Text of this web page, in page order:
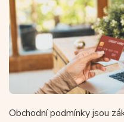
Obchodní podmínky jsou